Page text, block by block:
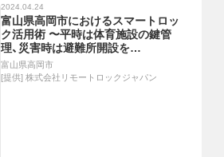
2024.04.24
富山県高岡市におけるスマートロッ
ク活用術 〜平時は体育施設の鍵管
理、災害時は避難所開設を
RemoteLOCKでスムーズに〜
富山県高岡市
[提供] 株式会社リモートロックジャパン